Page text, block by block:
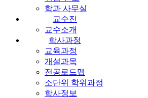
학과 사무실
교수진
교수소개
학사과정
교육과정
개설과목
전공로드맵
소단위 학위과정
학사정보